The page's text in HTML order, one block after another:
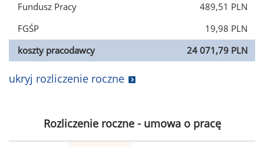
Fundusz Pracy
489,51 PLN
FGŚP
19,98 PLN
koszty pracodawcy
24 071,79 PLN
ukryj rozliczenie roczne
Rozliczenie roczne - umowa o pracę